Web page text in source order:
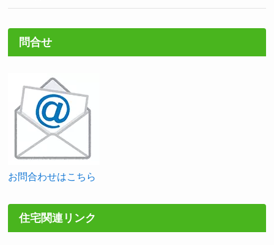
問合せ
お問合わせはこちら
住宅関連リンク